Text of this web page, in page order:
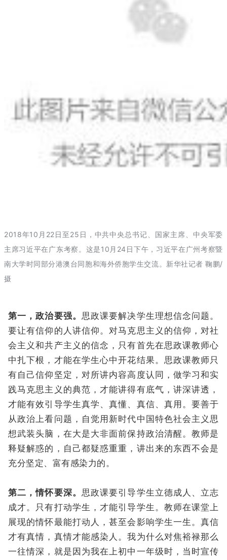
2018年10月22日至25日，中共中央总书记、国家主席、中央军委
主席习近平在广东考察。这是10月24日下午，习近平在广州考察暨
南大学时同部分港澳台同胞和海外侨胞学生交流。新华社记者 鞠鹏/
摄
第一，政治要强。 思政课要解决学生理想信念问题。
要让有信仰的人讲信仰。对马克思主义的信仰，对社
会主义和共产主义的信念，只有首先在思政课教师心
中扎下根，才能在学生心中开花结果。思政课教师只
有自己信仰坚定，对所讲内容高度认同，做学习和实
践马克思主义的典范，才能讲得有底气，讲深讲透，
才能有效引导学生真学、真懂、真信、真用。要善于
从政治上看问题，自觉用新时代中国特色社会主义思
想武装头脑，在大是大非面前保持政治清醒。教师是
释疑解惑的，自己都疑惑重重，讲出来的东西不会是
充分坚定、富有感染力的。
第二，情怀要深。 思政课要引导学生立德成人、立志
成才。只有打动学生，才能引导学生。教师在课堂上
展现的情怀最能打动人，甚至会影响学生一生。真信
才有真情，真情才能感染人。我为什么对焦裕禄那么
一往情深，就是因为我在上初中一年级时，当时宣传